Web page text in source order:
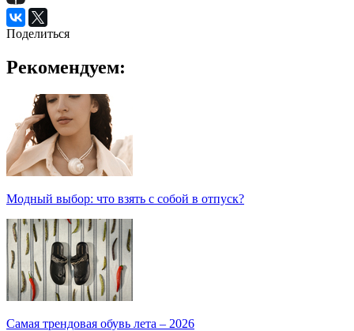
Поделиться
Рекомендуем:
Модный выбор: что взять с собой в отпуск?
Самая трендовая обувь лета – 2026